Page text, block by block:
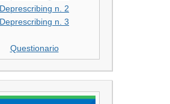
Deprescribing n. 2
Deprescribing n. 3
Questionario